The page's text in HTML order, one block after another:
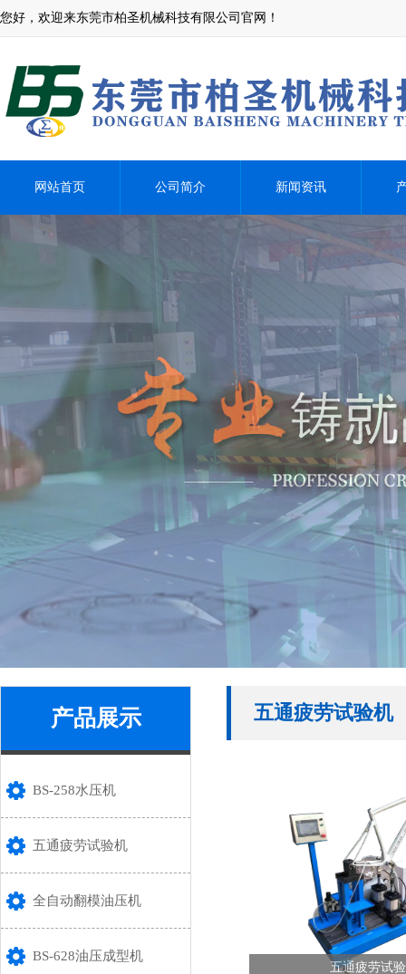
您好，欢迎来东莞市柏圣机械科技有限公司官网！
网站首页 公司简介 新闻资讯
产品展示
BS-258水压机
五通疲劳试验机
全自动翻模油压机
BS-628油压成型机
五通疲劳试验机
五通疲劳试